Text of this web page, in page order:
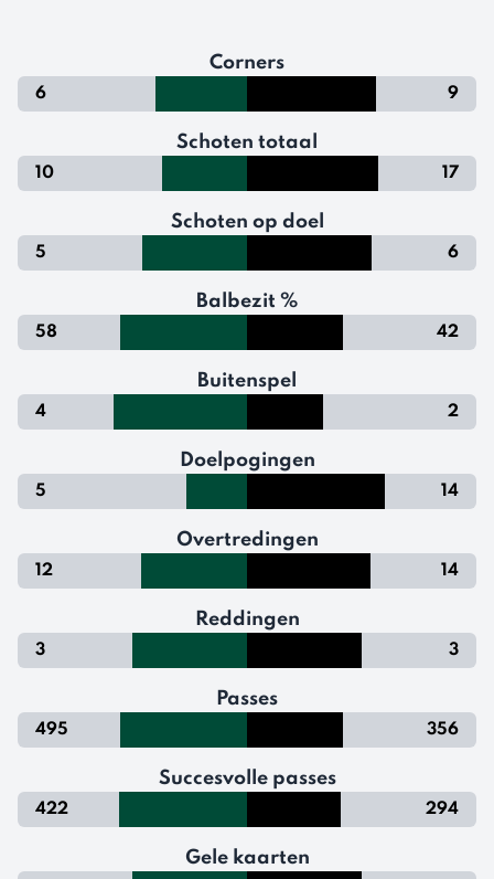
Corners
6 9
Schoten totaal
10 17
Schoten op doel
5 6
Balbezit %
58 42
Buitenspel
4 2
Doelpogingen
5 14
Overtredingen
12 14
Reddingen
3 3
Passes
495 356
Succesvolle passes
422 294
Gele kaarten